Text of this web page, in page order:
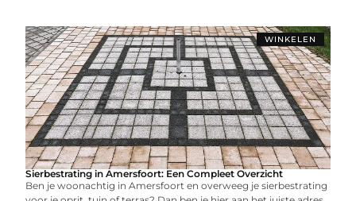
WINKELEN
Sierbestrating in Amersfoort: Een Compleet Overzicht
Ben je woonachtig in Amersfoort en overweeg je sierbestrating